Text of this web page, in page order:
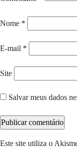
Nome *
E-mail *
Site
Salvar meus dados
Este site utiliza o